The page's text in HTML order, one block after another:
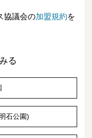
協議会の加盟規約を
る
石公園)